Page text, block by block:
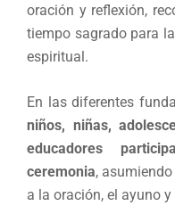
oración y reflexión,
tiempo sagrado para
espiritual.
En las diferentes
niños, niñas,
educadores
ceremonia,
a la oración, el ayuno